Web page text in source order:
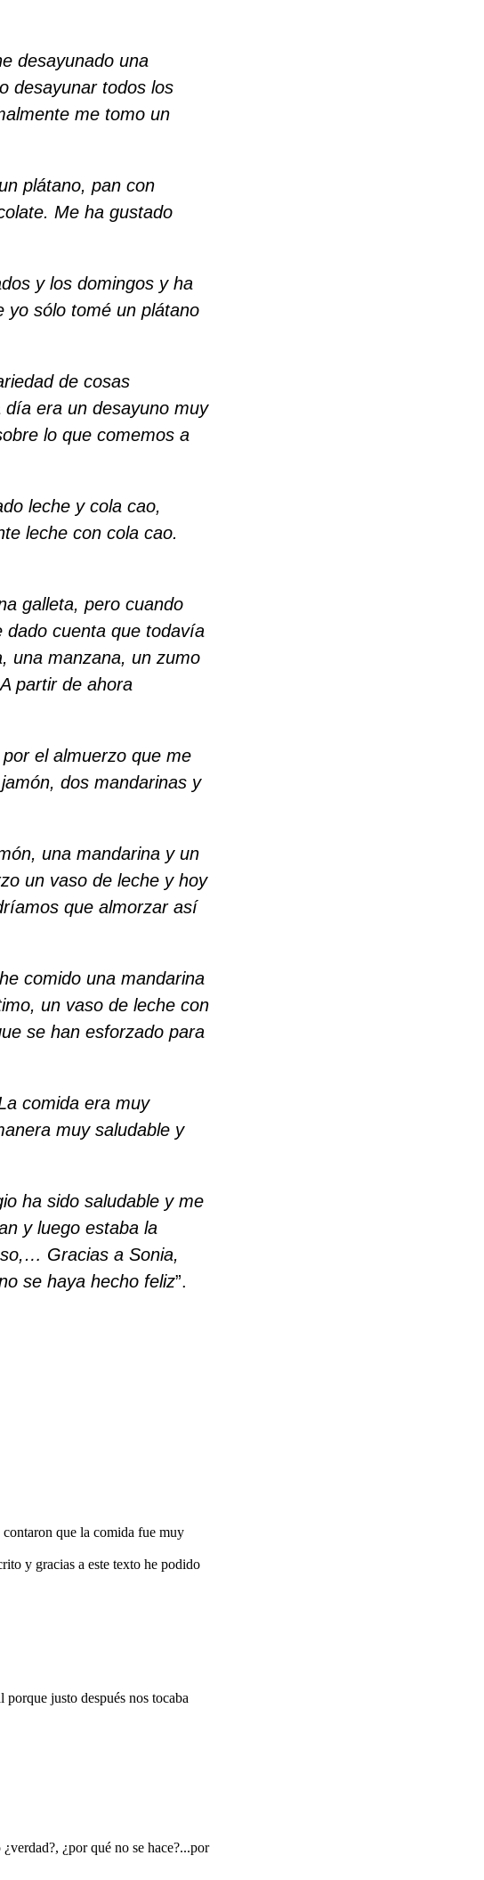
desayunado una
desayunar todos los
me tomo un
plátano, pan con
Me ha gustado
y los domingos y ha
yo sólo tomé un plátano
de cosas
era un desayuno muy
lo que comemos a
leche y cola cao,
leche con cola cao.
galleta, pero cuando
dado cuenta que todavía
una manzana, un zumo
partir de ahora
el almuerzo que me
dos mandarinas y
una mandarina y un
un vaso de leche y hoy
que almorzar así
comido una mandarina
un vaso de leche con
se han esforzado para
comida era muy
muy saludable y
ha sido saludable y me
y luego estaba la
Gracias a Sonia,
se haya hecho feliz”.
que la comida fue muy
y gracias a este texto he podido
justo después nos tocaba
¿por qué no se hace?...por